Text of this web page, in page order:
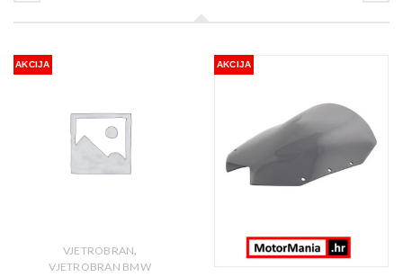
AKCIJA
VJETROBRAN,
VJETROBRAN BMW
AKCIJA